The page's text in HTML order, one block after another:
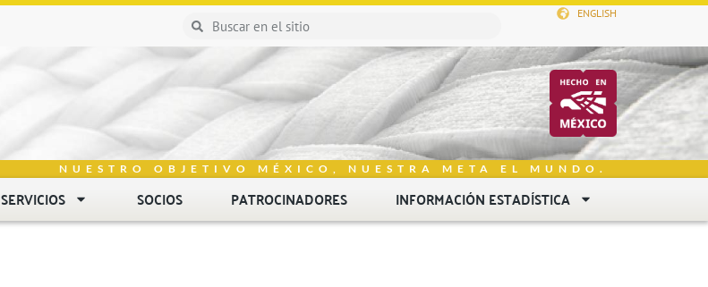
ENGLISH
NUESTRO OBJETIVO MÉXICO, NUESTRA META EL MUNDO.
SERVICIOS SOCIOS PATROCINADORES INFORMACIÓN ESTADÍSTICA